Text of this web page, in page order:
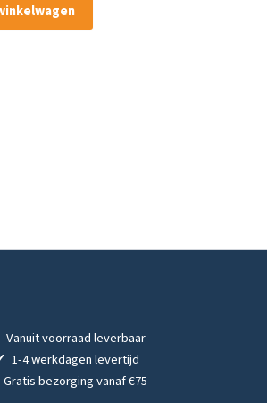
Vanuit voorraad leverbaar
1-4 werkdagen levertijd
Gratis bezorging vanaf €75